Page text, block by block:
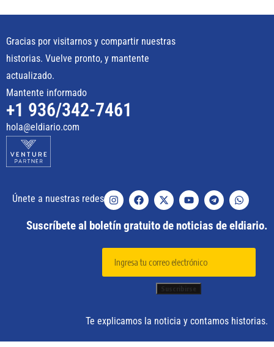
Gracias por visitarnos y compartir nuestras
historias. Vuelve pronto, y mantente
actualizado.
Mantente informado
+1 936/342-7461
hola@eldiario.com
Únete a nuestras redes
Suscríbete al boletín gratuito de noticias de eldiario.
Te explicamos la noticia y contamos historias.